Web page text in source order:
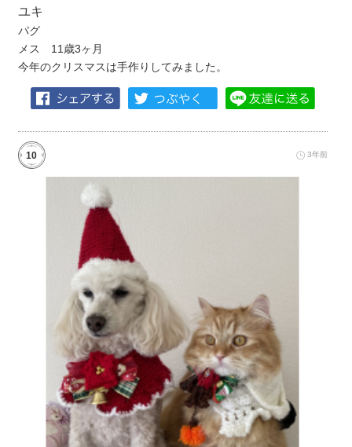
ユキ
パグ
メス 11歳3ヶ月
今年のクリスマスは手作りしてみました。
10 3年前